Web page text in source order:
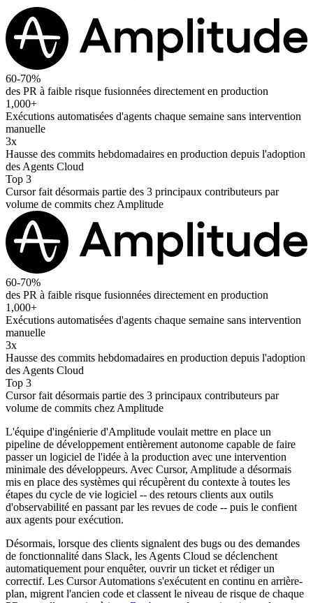
60-70%
des PR à faible risque fusionnées directement en production
1,000+
Exécutions automatisées d'agents chaque semaine sans intervention
manuelle
3x
Hausse des commits hebdomadaires en production depuis l'adoption
des Agents Cloud
Top 3
Cursor fait désormais partie des 3 principaux contributeurs par
volume de commits chez Amplitude
60-70%
des PR à faible risque fusionnées directement en production
1,000+
Exécutions automatisées d'agents chaque semaine sans intervention
manuelle
3x
Hausse des commits hebdomadaires en production depuis l'adoption
des Agents Cloud
Top 3
Cursor fait désormais partie des 3 principaux contributeurs par
volume de commits chez Amplitude
L'équipe d'ingénierie d'Amplitude voulait mettre en place un
pipeline de développement entièrement autonome capable de faire
passer un logiciel de l'idée à la production avec une intervention
minimale des développeurs. Avec Cursor, Amplitude a désormais
mis en place des systèmes qui récupèrent du contexte à toutes les
étapes du cycle de vie logiciel -- des retours clients aux outils
d'observabilité en passant par les revues de code -- puis le confient
aux agents pour exécution.
Désormais, lorsque des clients signalent des bugs ou des demandes
de fonctionnalité dans Slack, les Agents Cloud se déclenchent
automatiquement pour enquêter, ouvrir un ticket et rédiger un
correctif. Les Cursor Automations s'exécutent en continu en arrière-
plan, migrent l'ancien code et classent le niveau de risque de chaque